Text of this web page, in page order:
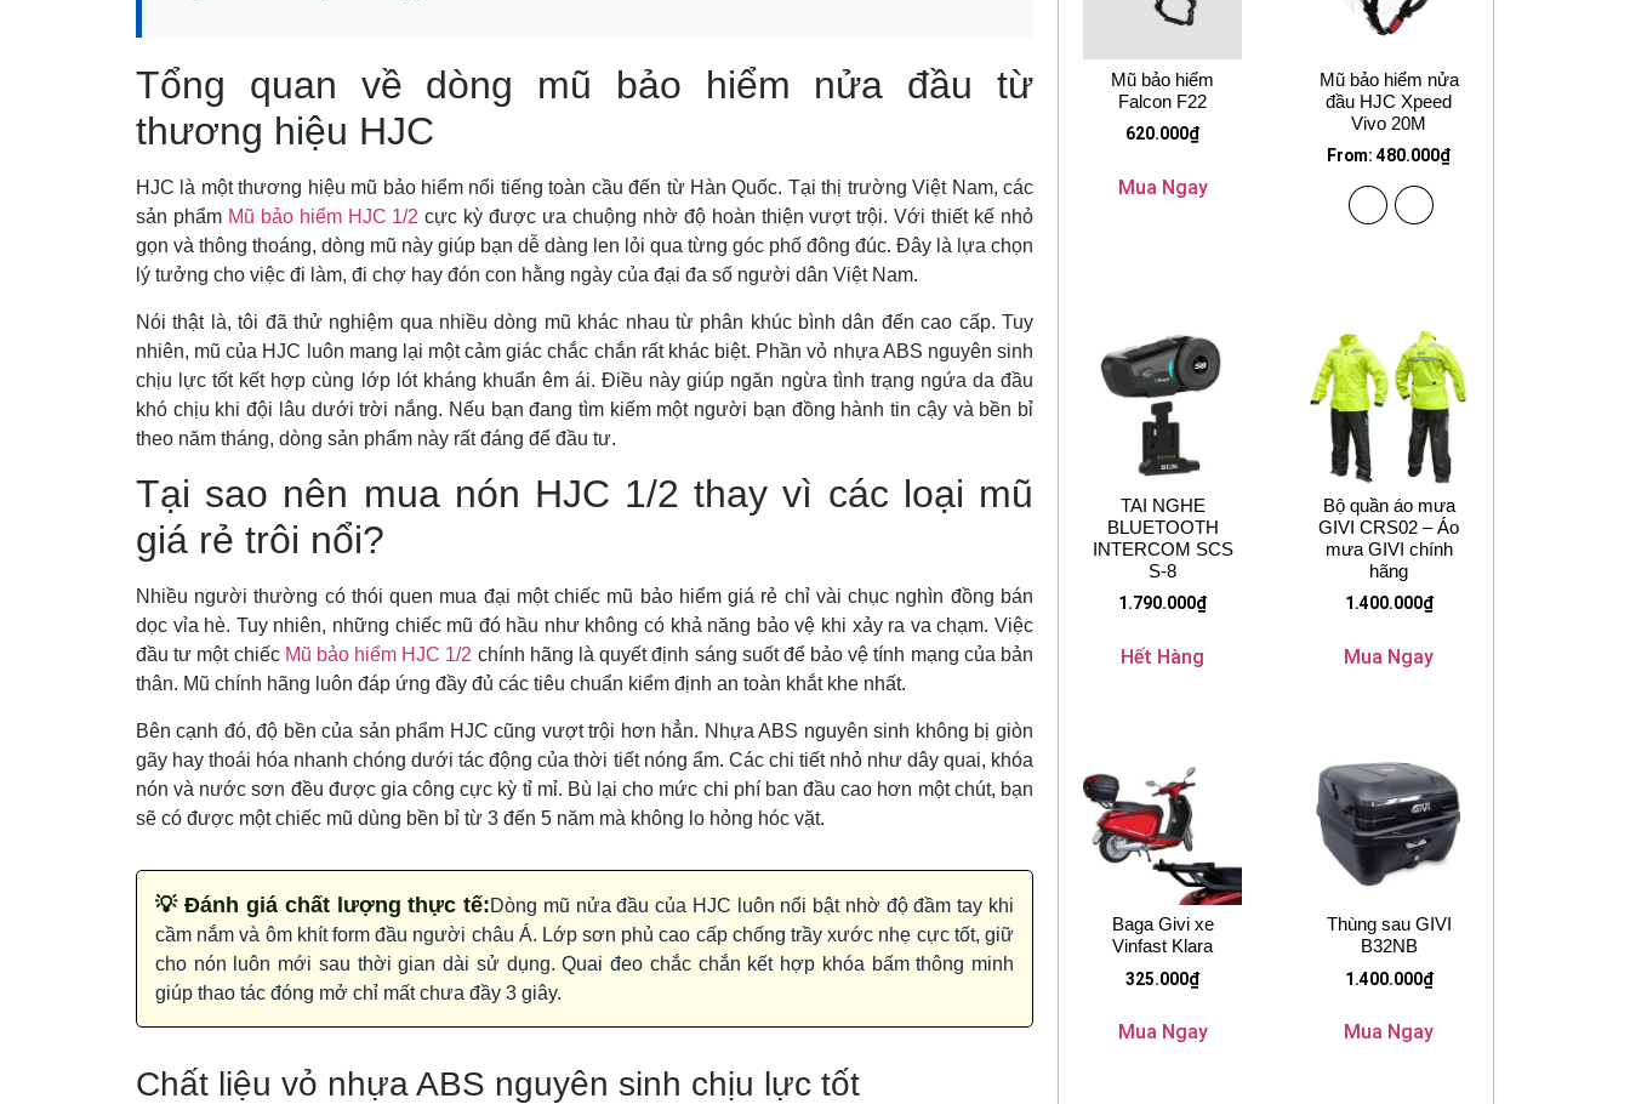
Tổng quan về dòng mũ bảo hiểm nửa đầu từ
thương hiệu HJC
HJC là một thương hiệu mũ bảo hiểm nổi tiếng toàn cầu đến từ Hàn Quốc. Tại thị trường Việt Nam, các
sản phẩm Mũ bảo hiểm HJC 1/2 cực kỳ được ưa chuộng nhờ độ hoàn thiện vượt trội. Với thiết kế nhỏ
gọn và thông thoáng, dòng mũ này giúp bạn dễ dàng len lỏi qua từng góc phố đông đúc. Đây là lựa chọn
lý tưởng cho việc đi làm, đi chợ hay đón con hằng ngày của đại đa số người dân Việt Nam.
Nói thật là, tôi đã thử nghiệm qua nhiều dòng mũ khác nhau từ phân khúc bình dân đến cao cấp. Tuy
nhiên, mũ của HJC luôn mang lại một cảm giác chắc chắn rất khác biệt. Phần vỏ nhựa ABS nguyên sinh
chịu lực tốt kết hợp cùng lớp lót kháng khuẩn êm ái. Điều này giúp ngăn ngừa tình trạng ngứa da đầu
khó chịu khi đội lâu dưới trời nắng. Nếu bạn đang tìm kiếm một người bạn đồng hành tin cậy và bền bỉ
theo năm tháng, dòng sản phẩm này rất đáng để đầu tư.
Tại sao nên mua nón HJC 1/2 thay vì các loại mũ
giá rẻ trôi nổi?
Nhiều người thường có thói quen mua đại một chiếc mũ bảo hiểm giá rẻ chỉ vài chục nghìn đồng bán
dọc vỉa hè. Tuy nhiên, những chiếc mũ đó hầu như không có khả năng bảo vệ khi xảy ra va chạm. Việc
đầu tư một chiếc Mũ bảo hiểm HJC 1/2 chính hãng là quyết định sáng suốt để bảo vệ tính mạng của bản
thân. Mũ chính hãng luôn đáp ứng đầy đủ các tiêu chuẩn kiểm định an toàn khắt khe nhất.
Bên cạnh đó, độ bền của sản phẩm HJC cũng vượt trội hơn hẳn. Nhựa ABS nguyên sinh không bị giòn
gãy hay thoái hóa nhanh chóng dưới tác động của thời tiết nóng ẩm. Các chi tiết nhỏ như dây quai, khóa
nón và nước sơn đều được gia công cực kỳ tỉ mỉ. Bù lại cho mức chi phí ban đầu cao hơn một chút, bạn
sẽ có được một chiếc mũ dùng bền bỉ từ 3 đến 5 năm mà không lo hỏng hóc vặt.
💡 Đánh giá chất lượng thực tế:Dòng mũ nửa đầu của HJC luôn nổi bật nhờ độ đầm tay khi
cầm nắm và ôm khít form đầu người châu Á. Lớp sơn phủ cao cấp chống trầy xước nhẹ cực tốt, giữ
cho nón luôn mới sau thời gian dài sử dụng. Quai đeo chắc chắn kết hợp khóa bấm thông minh
giúp thao tác đóng mở chỉ mất chưa đầy 3 giây.
Chất liệu vỏ nhựa ABS nguyên sinh chịu lực tốt
Mũ bảo hiểm
Falcon F22
620.000₫
Mua Ngay
Mũ bảo hiểm nửa
đầu HJC Xpeed
Vivo 20M
From:480.000₫
TAI NGHE
BLUETOOTH
INTERCOM SCS
S-8
1.790.000₫
Hết Hàng
Bộ quần áo mưa
GIVI CRS02 – Áo
mưa GIVI chính
hãng
1.400.000₫
Mua Ngay
Baga Givi xe
Vinfast Klara
325.000₫
Mua Ngay
Thùng sau GIVI
B32NB
1.400.000₫
Mua Ngay